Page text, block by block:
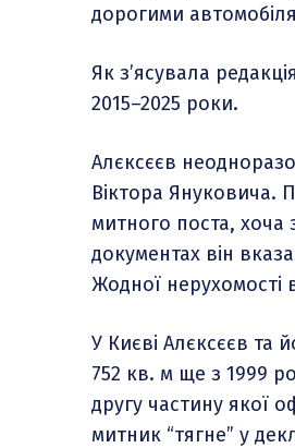
дорогими
Як з’ясувала
2015–2025 роки.
Алєксєєв
Віктора Януковича.
митного поста, хоча
документах він
Жодної нерухомості
У Києві Алєксєєв
752 кв. м ще з 1999
другу частину якої
митник “тягне” у